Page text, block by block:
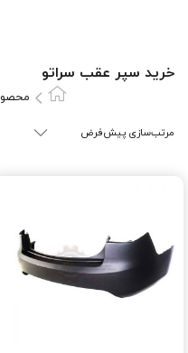
خرید سپر عقب سراتو